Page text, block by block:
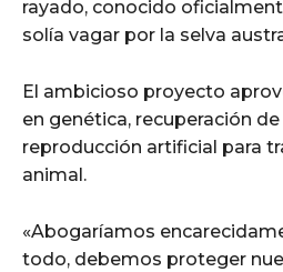
rayado, conocido
solía vagar por la selva
El ambicioso proyecto
en genética, recuperación
reproducción artificial para
animal.
«Abogaríamos
todo, debemos proteger